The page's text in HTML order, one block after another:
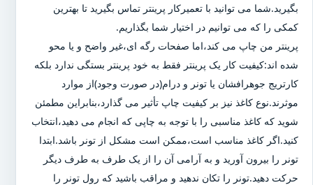
بگیرید.شما می توانید با تعمیرکار پرینتر تماس بگیرید تا بهترین
کمکی را که می توانیم در اختیار شما بگذاریم.
پرینتر من چاپ می کند،اما صفحات رگه ای،غیر واضح و یا محو
شده اند:کیفیت کار یک پرینتر فقط به خود پرینتر بستگی ندارد بلکه
کارتریج جوهرافشان یا تونر و درام(در صورت وجود)از موارد
موثرند.نوع کاغذ نیز بر کیفیت چاپ تأثیر می گذارد،بنابراین مطمئن
شوید که کاغذ مناسبی را با توجه به چاپی که انجام می دهید،انتخاب
کنید.اگر کاغذ مناسب است،ممکن است مشکل از تونر باشد.ابتدا
تونر را بیرون آورید و به آرامی آن را از یک طرف به طرف دیگر
حرکت دهید.تونر را تکان ندهید و مراقب باشید که رول تونر را